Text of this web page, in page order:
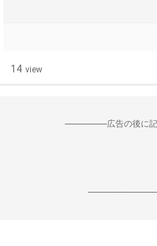
14 view
--------------------広告の後に